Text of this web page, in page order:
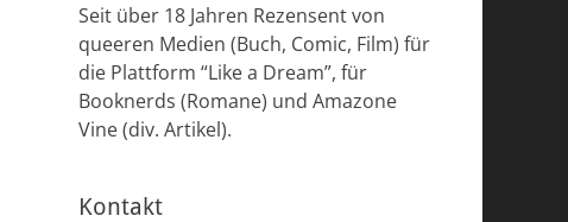
Seit über 18 Jahren Rezensent von
queeren Medien (Buch, Comic, Film) für
die Plattform “Like a Dream”, für
Booknerds (Romane) und Amazone
Vine (div. Artikel).
Kontakt